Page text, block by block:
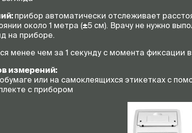
прибор автоматически отслеживает
около 1 метра (±5 см). Врачу не нужно
на приборе.
менее чем за 1 секунду с момента фиксации
измерений:
или на самоклеящихся этикетках с
с прибором